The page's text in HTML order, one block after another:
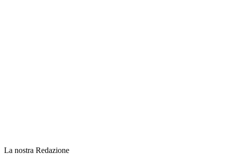
La nostra Redazione